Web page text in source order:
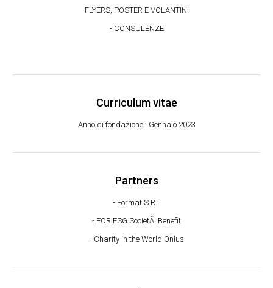
FLYERS, POSTER E VOLANTINI
- CONSULENZE
Curriculum vitae
Anno di fondazione : Gennaio 2023
Partners
- Format S.R.l.
- FOR ESG SocietÃ Benefit
- Charity in the World Onlus